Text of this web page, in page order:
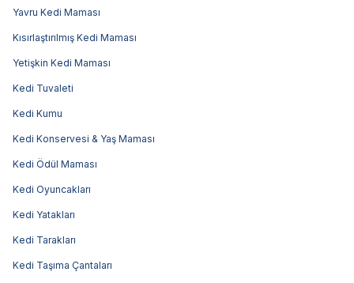
Yavru Kedi Maması
Kısırlaştırılmış Kedi Maması
Yetişkin Kedi Maması
Kedi Tuvaleti
Kedi Kumu
Kedi Konservesi & Yaş Maması
Kedi Ödül Maması
Kedi Oyuncakları
Kedi Yatakları
Kedi Tarakları
Kedi Taşıma Çantaları